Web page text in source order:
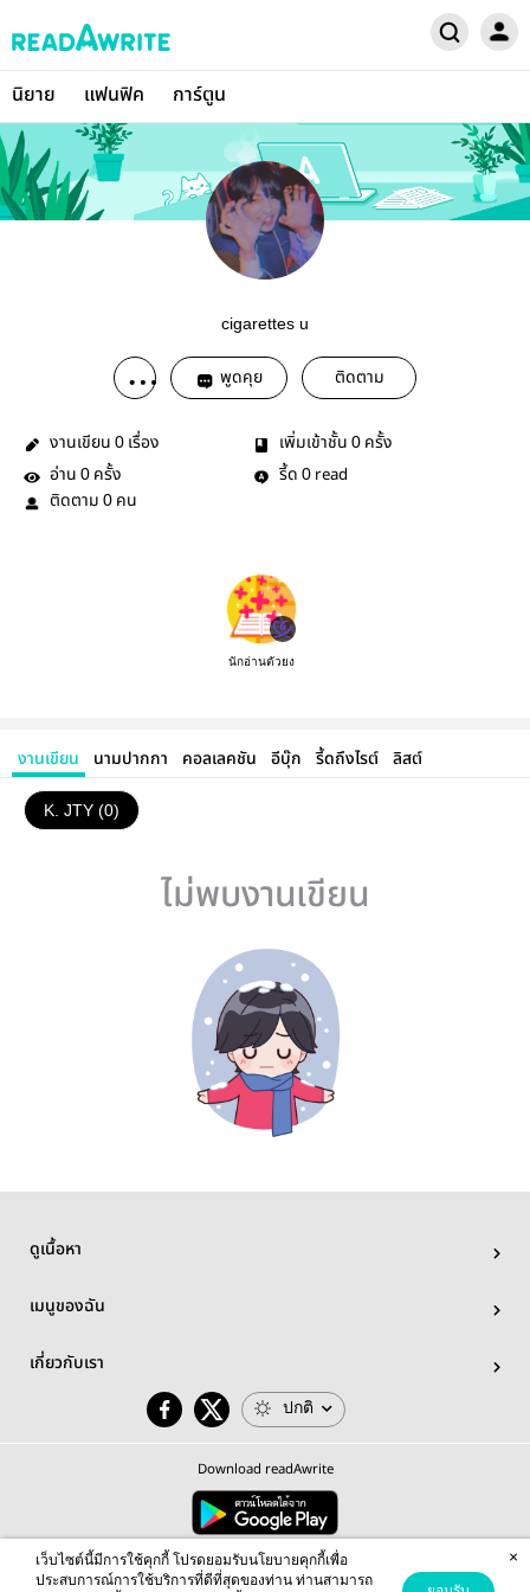
นิยาย แฟนฟิค การ์ตูน
cigarettes u
พูดคุย ติดตาม
งานเขียน 0 เรื่อง เพิ่มเข้าชั้น 0 ครั้ง
อ่าน 0 ครั้ง รี้ด 0 read
ติดตาม 0 คน
นักอ่านตัวยง
งานเขียน นามปากกา คอลเลคชัน อีบุ๊ก รี้ดถึงไรต์ ลิสต์
K. JTY (0)
ไม่พบงานเขียน
ดูเนื้อหา
เมนูของฉัน
เกี่ยวกับเรา
ปกติ
Download readAwrite
© 2026 readAwrite.com by MEB Corporation Public Company Limited
This site is protected by reCAPTCHA and the Google Privacy Policy Terms of Serviceapply.
เว็บไซต์นี้มีการใช้คุกกี้ โปรดยอมรับนโยบายคุกกี้เพื่อ
ประสบการณ์การใช้บริการที่ดีที่สุดของท่าน ท่านสามารถ
×